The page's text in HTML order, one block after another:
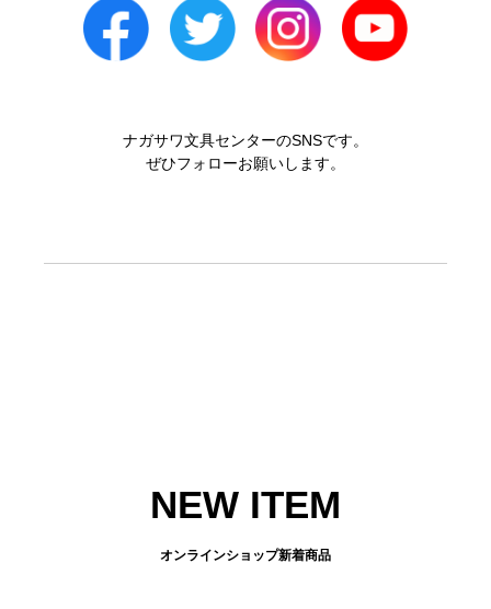
ナガサワ文具センターのSNSです。
ぜひフォローお願いします。
NEW ITEM
オンラインショップ新着商品